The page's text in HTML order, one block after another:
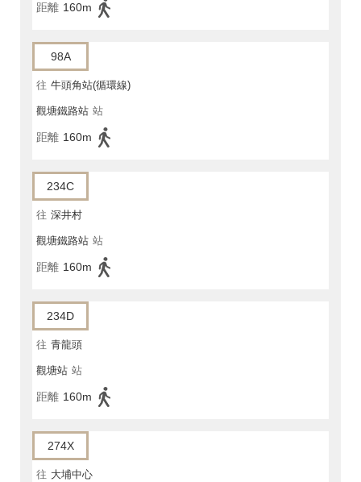
距離 160m
98A
往 牛頭角站(循環線)
觀塘鐵路站 站
距離 160m
234C
往 深井村
觀塘鐵路站 站
距離 160m
234D
往 青龍頭
觀塘站 站
距離 160m
274X
往 大埔中心